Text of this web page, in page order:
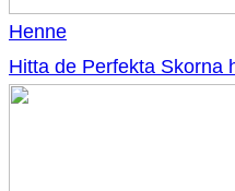
Henne
Hitta de Perfekta Skorna